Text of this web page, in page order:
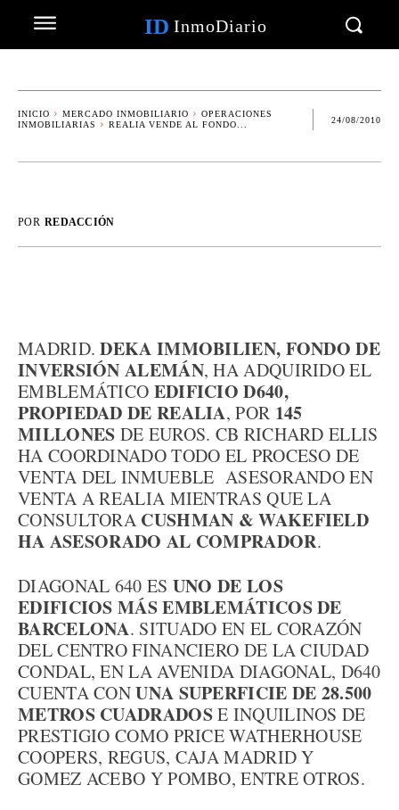
ID InmoDiario
INICIO MERCADO INMOBILIARIO
OPERACIONES
INMOBILIARIAS
REALIA VENDE AL FONDO...
24/08/2010
POR REDACCIÓN
MADRID. DEKA IMMOBILIEN, FONDO DE
INVERSIÓN ALEMÁN, HA ADQUIRIDO EL
EMBLEMÁTICO EDIFICIO D640,
PROPIEDAD DE REALIA, POR 145
MILLONES DE EUROS. CB RICHARD ELLIS
HA COORDINADO TODO EL PROCESO DE
VENTA DEL INMUEBLE ASESORANDO EN
VENTA A REALIA MIENTRAS QUE LA
CONSULTORA CUSHMAN & WAKEFIELD
HA ASESORADO AL COMPRADOR.
DIAGONAL 640 ES UNO DE LOS
EDIFICIOS MÁS EMBLEMÁTICOS DE
BARCELONA. SITUADO EN EL CORAZÓN
DEL CENTRO FINANCIERO DE LA CIUDAD
CONDAL, EN LA AVENIDA DIAGONAL, D640
CUENTA CONUNA SUPERFICIE DE 28.500
METROS CUADRADOSE INQUILINOS DE
PRESTIGIO COMO PRICE WATHERHOUSE
COOPERS, REGUS, CAJA MADRID Y
GOMEZ ACEBO Y POMBO, ENTRE OTROS.